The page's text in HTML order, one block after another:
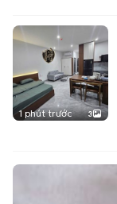
1 phút trước 3